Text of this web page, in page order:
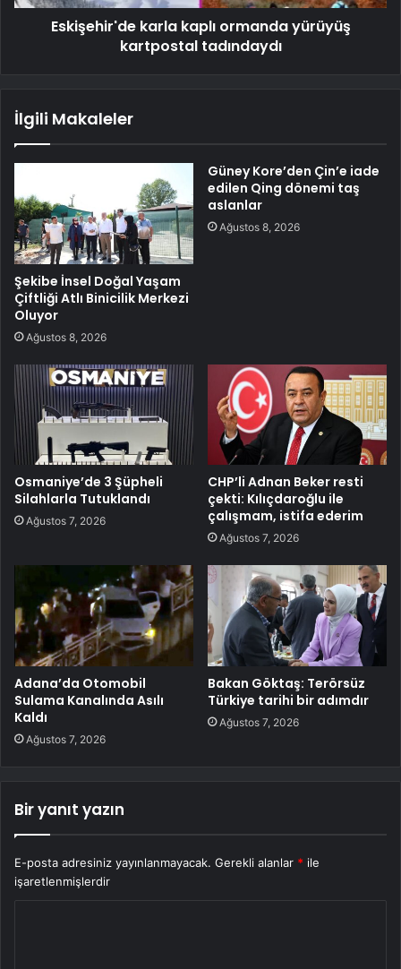
Eskişehir'de karla kaplı ormanda yürüyüş
kartpostal tadındaydı
İlgili Makaleler
Şekibe İnsel Doğal Yaşam
Çiftliği Atlı Binicilik Merkezi
Oluyor
Ağustos 8, 2026
Güney Kore’den Çin’e iade
edilen Qing dönemi taş
aslanlar
Ağustos 8, 2026
Osmaniye’de 3 Şüpheli
Silahlarla Tutuklandı
Ağustos 7, 2026
CHP’li Adnan Beker resti
çekti: Kılıçdaroğlu ile
çalışmam, istifa ederim
Ağustos 7, 2026
Adana’da Otomobil
Sulama Kanalında Asılı
Kaldı
Ağustos 7, 2026
Bakan Göktaş: Terörsüz
Türkiye tarihi bir adımdır
Ağustos 7, 2026
Bir yanıt yazın
E-posta adresiniz yayınlanmayacak. Gerekli alanlar * ile
işaretlenmişlerdir